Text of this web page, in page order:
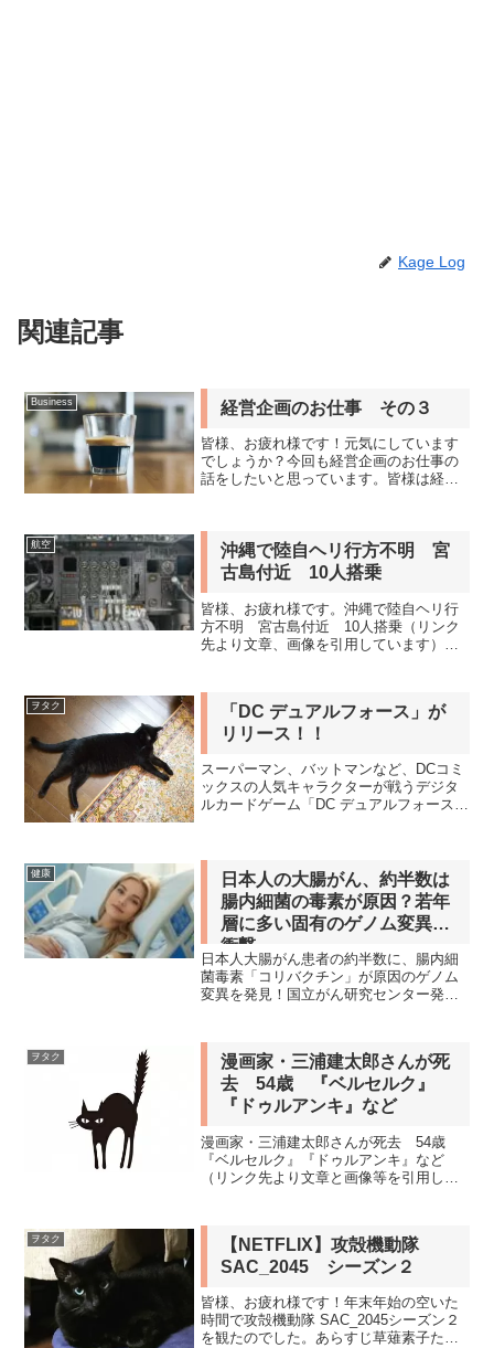
Kage Log
関連記事
Business 経営企画のお仕事 その３
皆様、お疲れ様です！元気にしています
でしょうか？今回も経営企画のお仕事の
話をしたいと思っています。皆様は経営
が進むといいなと思っています。経営企
画室の苦しみ経営企画室は...
航空
沖縄で陸自ヘリ行方不明 宮
古島付近 10人搭乗
皆様、お疲れ様です。沖縄で陸自ヘリ行
方不明 宮古島付近 10人搭乗（リンク
先より文章、画像を引用しています）沖
4時半ごろ、熊本県を拠点にする陸上自衛
隊第8師団所属のヘ...
ヲタク
「DC デュアルフォース」が
リリース！！
スーパーマン、バットマンなど、DCコミ
ックスの人気キャラクターが戦うデジタ
ルカードゲーム「DC デュアルフォース」
ペーンも実施株式会社ユークス株...
健康
日本人の大腸がん、約半数は
腸内細菌の毒素が原因？若年
層に多い固有のゲノム変異の
衝撃
日本人大腸がん患者の約半数に、腸内細
菌毒素「コリバクチン」が原因のゲノム
変異を発見！国立がん研究センター発表
防策、今後の治療への期待について解説
します。
ヲタク
漫画家・三浦建太郎さんが死
去 54歳 『ベルセルク』
『ドゥルアンキ』など
漫画家・三浦建太郎さんが死去 54歳
『ベルセルク』『ドゥルアンキ』など
（リンク先より文章と画像等を引用して
後2時48分、急性大動脈解離のため亡くな
った。54歳。20...
ヲタク
【NETFLIX】攻殻機動隊
SAC_2045 シーズン２
皆様、お疲れ様です！年末年始の空いた
時間で攻殻機動隊 SAC_2045シーズン２
を観たのでした。あらすじ草薙素子たち